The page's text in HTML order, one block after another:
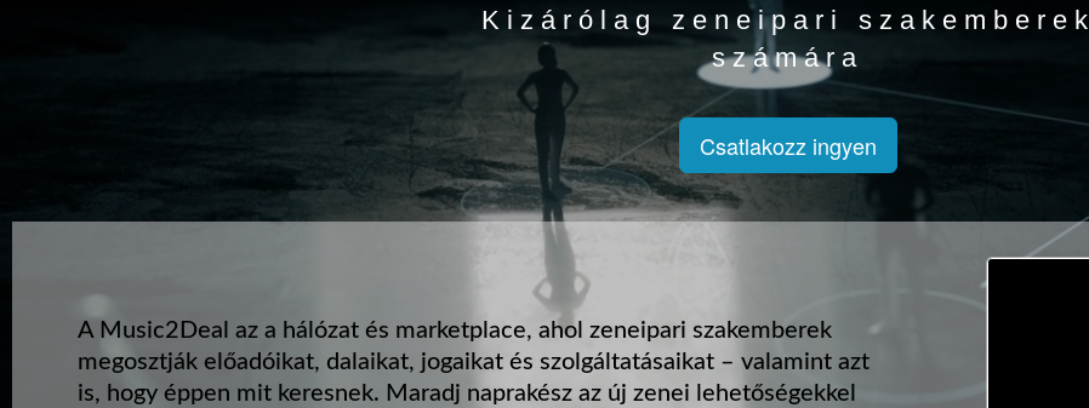
Kizárólag zeneipari szakemberek
számára
Csatlakozz ingyen
A Music2Deal az a hálózat és marketplace, ahol zeneipari szakemberek
megosztják előadóikat, dalaikat, jogaikat és szolgáltatásaikat – valamint azt
is, hogy éppen mit keresnek. Maradj naprakész az új zenei lehetőségekkel